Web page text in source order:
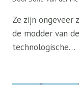
Ze zijn ongeveer
de modder van
technologische…